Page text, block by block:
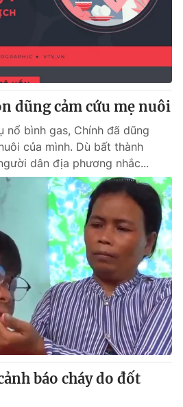
dũng cảm cứu mẹ nuôi
nổ bình gas, Chính đã dũng
của mình. Dù bất thành
dân địa phương nhắc...
báo cháy do đốt